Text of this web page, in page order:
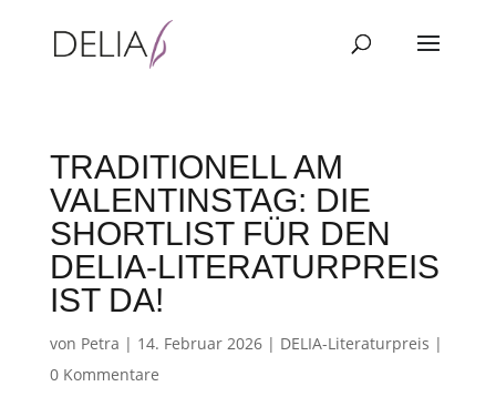
TRADITIONELL AM
VALENTINSTAG: DIE
SHORTLIST FÜR DEN
DELIA-LITERATURPREIS
IST DA!
von Petra | 14. Februar 2026| DELIA-Literaturpreis |
0 Kommentare